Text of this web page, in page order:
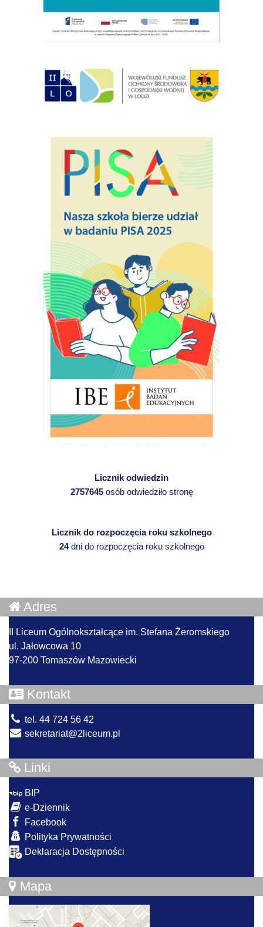
Licznik odwiedzin
2757645osób odwiedziło stronę
Licznik do rozpoczęcia roku szkolnego
24dni do rozpoczęcia roku szkolnego
Adres
II Liceum Ogólnokształcące im. Stefana Żeromskiego
ul. Jałowcowa 10
97-200 Tomaszów Mazowiecki
Kontakt
tel. 44 724 56 42
sekretariat@2liceum.pl
Linki
BIP
e-Dziennik
Facebook
Polityka Prywatności
Deklaracja Dostępności
Mapa